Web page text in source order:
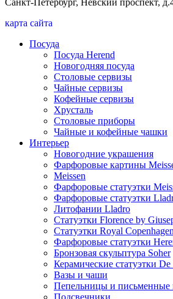
карта сайта
Посуда
Посуда Herend
Новогодняя посуда
Столовые сервизы
Чайные сервизы
Кофейные сервизы
Хрусталь
Столовые приборы
Чайные и кофейные чашки
Интерьер
Новогодние украшения
Фарфоровые картины
Meissen
Фарфоровые статуэтки
Фарфоровые статуэтки
Литофании Lladro
Статуэтки Florence by
Статуэтки Royal Copenhagen
Фарфоровые статуэтки
Бронзовая скульптура Soher
Керамические статуэтки
Вазы и чаши
Пепельницы и письменные
Подсвечники